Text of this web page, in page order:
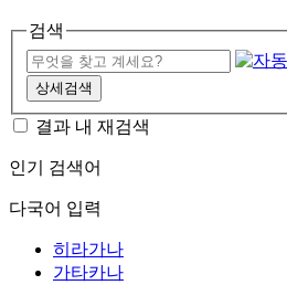
검색
상세검색
결과 내 재검색
인기 검색어
다국어 입력
히라가나
가타카나